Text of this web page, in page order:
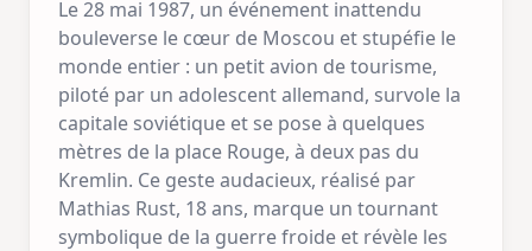
Le 28 mai 1987, un événement inattendu
bouleverse le cœur de Moscou et stupéfie le
monde entier : un petit avion de tourisme,
piloté par un adolescent allemand, survole la
capitale soviétique et se pose à quelques
mètres de la place Rouge, à deux pas du
Kremlin. Ce geste audacieux, réalisé par
Mathias Rust, 18 ans, marque un tournant
symbolique de la guerre froide et révèle les